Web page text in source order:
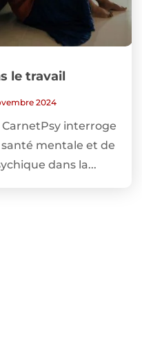
le travail
2024
CarnetPsy interroge
mentale et de
dans la...